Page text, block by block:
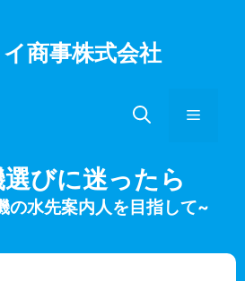
イ商事株式会社
メ
びに迷ったら
の水先案内人を目指して~